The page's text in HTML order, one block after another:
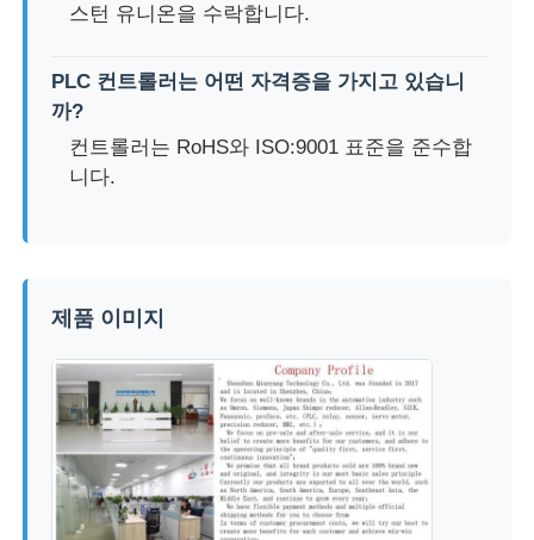
스턴 유니온을 수락합니다.
PLC 컨트롤러는 어떤 자격증을 가지고 있습니
까?
컨트롤러는 RoHS와 ISO:9001 표준을 준수합
니다.
제품 이미지